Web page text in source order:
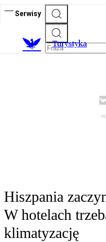
Serwisy
Turystyka
Hiszpania
W hotelach
klimatyzację